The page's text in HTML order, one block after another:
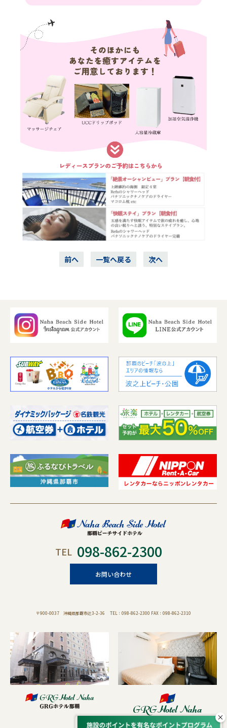
前へ 一覧へ戻る 次へ
TEL 098-862-2300
お問い合わせ
〒900-0037 沖縄県那覇市辻3-2-36 TEL：098-862-2300 FAX：098-862-2310